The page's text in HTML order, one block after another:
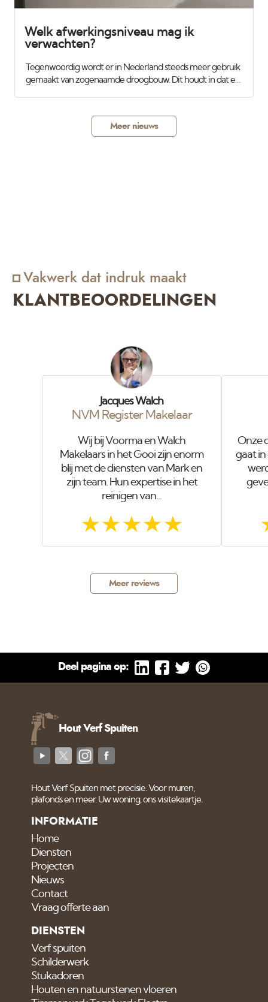
Welk afwerkingsniveau mag ik
verwachten?
Tegenwoordig wordt er in Nederland steeds meer gebruik
gemaakt van zogenaamde droogbouw. Dit houdt in dat er
aluminimum regels en daarna worden de gaten en
gleuven dicht gesmeerd. Op het eerste gezicht ziet dit er
Meer nieuws
Vakwerk dat indruk maakt
KLANTBEOORDELINGEN
Jacques Walch
NVM Register Makelaar
Wij bij Voorma en Walch
Makelaars in het Gooi zijn enorm
blij met de diensten van Mark en
zijn team. Hun expertise in het
reinigen van...
Onze
gaat in
Meer reviews
Deel pagina op:
Hout Verf Spuiten
Hout Verf Spuiten met precisie. Voor muren,
plafonds en meer. Uw woning, ons visitekaartje.
INFORMATIE
Home
Diensten
Projecten
Nieuws
Contact
Vraag offerte aan
DIENSTEN
Verf spuiten
Schilderwerk
Stukadoren
Houten en natuurstenen vloeren